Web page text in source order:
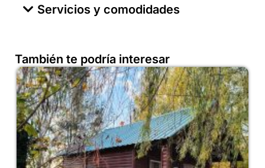
Servicios y comodidades
También te podría interesar